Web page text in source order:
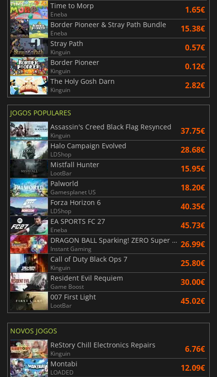
Time to Morp
Eneba 1.65€
Border Pioneer & Stray Path Bundle
Eneba 15.38€
Stray Path
Kinguin 0.57€
Border Pioneer
Kinguin 0.12€
The Holy Gosh Darn
Kinguin 2.82€
JOGOS POPULARES
Assassin's Creed Black Flag Resynced
Kinguin 37.75€
Halo Campaign Evolved
LDShop 28.68€
Mistfall Hunter
LootBar 15.95€
Palworld
Gamesplanet US 18.20€
Forza Horizon 6
LDShop 40.35€
EA SPORTS FC 27
Eneba 45.73€
DRAGON BALL Sparking! ZERO Super Limit Breaking NEO
Instant Gaming 26.99€
Call of Duty Black Ops 7
Kinguin 25.80€
Resident Evil Requiem
Game Boost 30.00€
007 First Light
LootBar 45.02€
NOVOS JOGOS
ReStory Chill Electronics Repairs
Kinguin 6.76€
Montabi
LOADED 12.09€